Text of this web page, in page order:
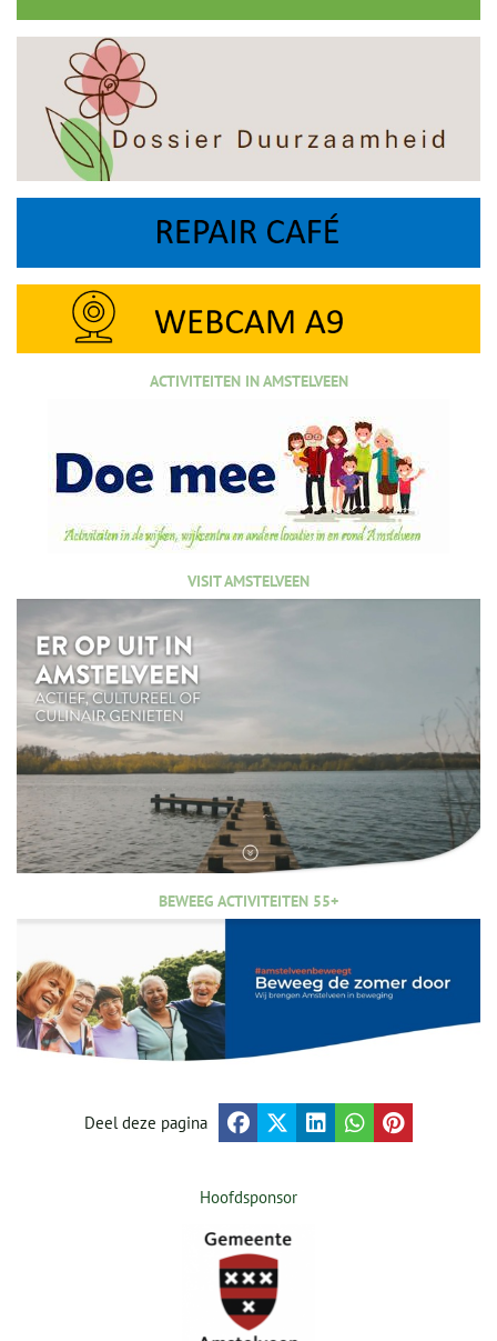
ACTIVITEITEN IN AMSTELVEEN
VISIT AMSTELVEEN
BEWEEG ACTIVITEITEN 55+
Deel deze pagina
Hoofdsponsor